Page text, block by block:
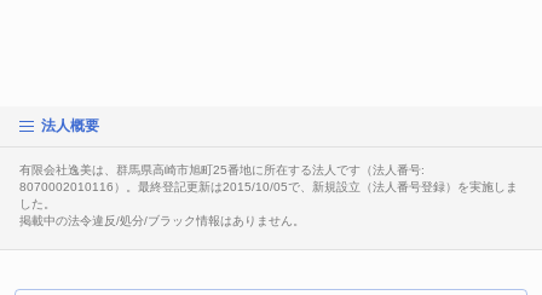
法人概要
有限会社逸美は、群馬県高崎市旭町25番地に所在する法人です（法人番号:
8070002010116）。最終登記更新は2015/10/05で、新規設立（法人番号登録）を実施しま
した。
掲載中の法令違反/処分/ブラック情報はありません。